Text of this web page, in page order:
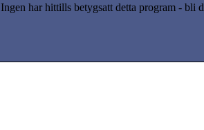
Ingen har hittills betygsatt detta program - bli